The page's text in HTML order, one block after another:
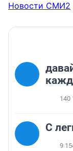
Новости СМИ2
140
C
9